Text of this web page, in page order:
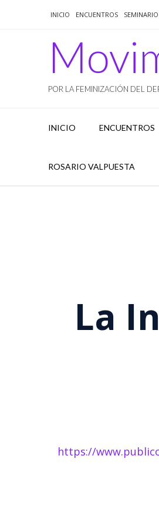
INICIO ENCUENTROS
POR LA FEMINIZACIÓN DEL
INICIO ENCUENTROS
ROSARIO VALPUESTA
La
https://